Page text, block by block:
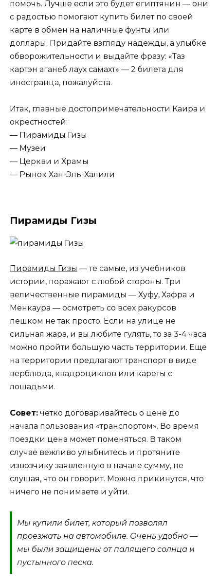
помочь. Лучше если это будет египтянин — они
с радостью помогают купить билет по своей
карте в обмен на наличные фунты или
доллары. Придайте взгляду надежды, а улыбке
обворожительности и выдайте фразу: «Таз
картэн аганеб лаух самахт» — 2 билета для
иностранца, пожалуйста.
Итак, главные достопримечательности Каира и
окрестностей:
— Пирамиды Гизы
— Музеи
— Церкви и Храмы
— Рынок Хан-Эль-Халили
Пирамиды Гизы
Пирамиды Гизы — те самые, из учебников
истории, поражают с любой стороны. Три
величественные пирамиды — Хуфу, Хафра и
Менкаура — осмотреть со всех ракурсов
пешком не так просто. Если на улице не
сильная жара, и вы любите гулять, то за 3-4 часа
можно пройти большую часть территории. Еще
на территории предлагают транспорт в виде
верблюда, квадроциклов или кареты с
лошадьми.
Совет: четко договаривайтесь о цене до
начала пользования «транспортом». Во время
поездки цена может поменяться. В таком
случае вежливо улыбнитесь и протяните
извозчику заявленную в начале сумму, не
слушая, что он говорит. Можно прикинутся, что
ничего не понимаете и уйти.
Мы купили билет, который позволял
проезжать на автомобиле. Очень удобно —
мы были защищены от палящего солнца и
пустынного песка.